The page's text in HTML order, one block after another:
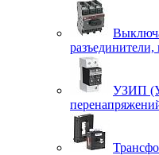
разъединители,
УЗИП